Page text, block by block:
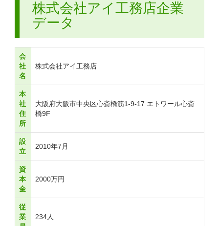
株式会社アイ工務店企業
データ
会
社
名
株式会社アイ工務店
本
社
住
所
大阪府大阪市中央区心斎橋筋1-9-17 エトワール心斎
橋9F
設
立
2010年7月
資
本
金
2000万円
従
業
234人